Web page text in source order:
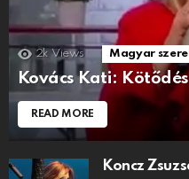
2k Views Magyar
Kovács Kati: Kötődés
READ MORE
Koncz